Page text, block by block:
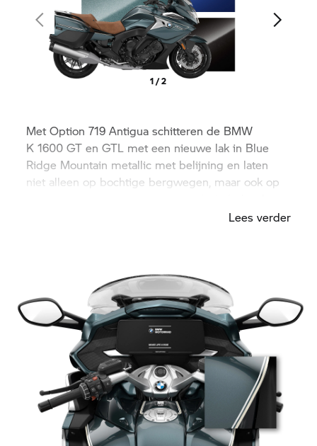
1 / 2
Met Option 719 Antigua schitteren de BMW
K 1600 GT en GTL met een nieuwe lak in Blue
Ridge Mountain metallic met belijning en laten
niet alleen op bochtige bergwegen, maar ook op
Lees verder